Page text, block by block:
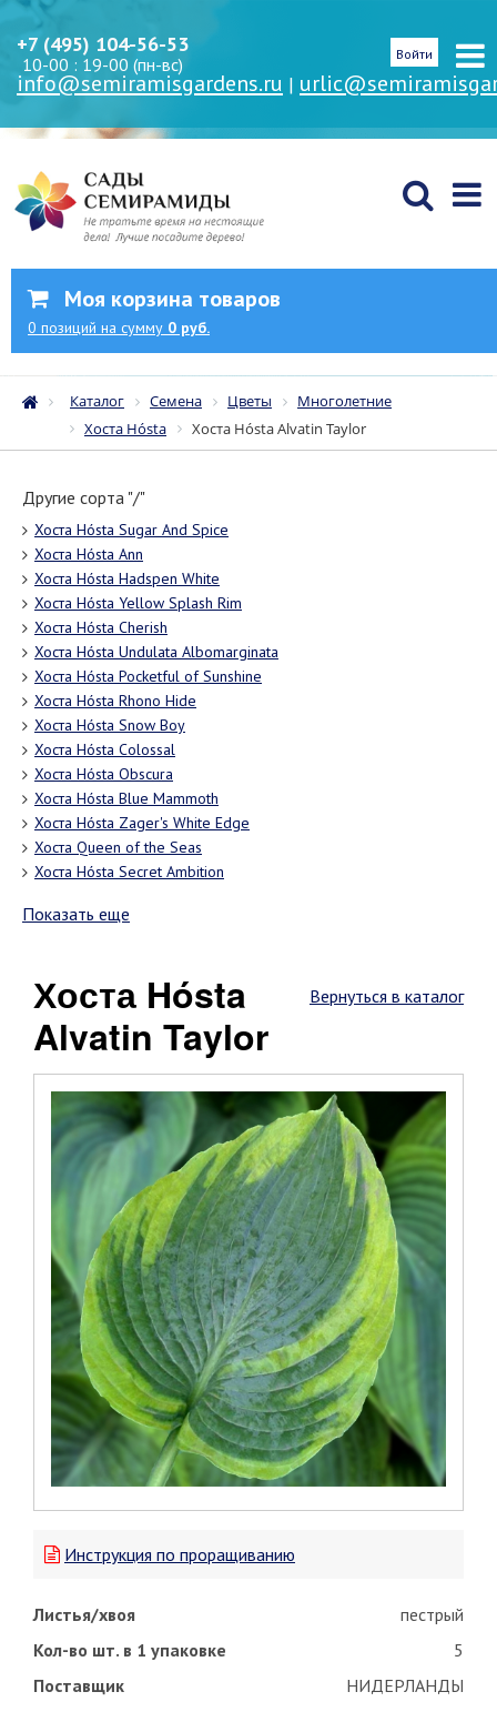
+7 (495) 104-56-53
10-00 : 19-00 (пн-вс)
info@semiramisgardens.ru |
Войти
Моя корзина товаров
0 позиций на сумму 0 руб.
Каталог Семена Цветы
Многолетние
Хоста Hósta
Хоста Hósta Alvatin Taylor
Другие сорта "/"
Хоста Hósta Sugar And Spice
Хоста Hósta Ann
Хоста Hósta Hadspen White
Хоста Hósta Yellow Splash Rim
Хоста Hósta Cherish
Хоста Hósta Undulаtа Аlbоmаrginаtа
Хоста Hósta Pocketful of Sunshine
Хоста Hósta Rhоnо Hidе
Хоста Hósta Snоw Bоу
Хоста Hósta Colossal
Хоста Hósta Obscura
Хоста Hósta Bluе Mаmmоth
Хоста Hósta Zager's White Edge
Хоста Quееn оf thе Sеаs
Хоста Hósta Secret Ambition
Показать еще
Вернуться в каталог
Хоста Hósta
Alvatin Taylor
Инструкция по проращиванию
Листья/хвоя
пестрый
Кол-во шт. в 1 упаковке
5
Поставщик
НИДЕРЛАНДЫ